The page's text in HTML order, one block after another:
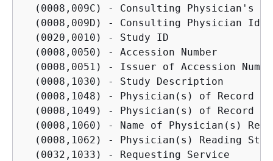
(0008,009C) - Consulting Physician's
(0008,009D) - Consulting Physician
  (0020,0010) - Study ID
  (0008,0050) - Accession Number
(0008,0051) - Issuer of Accession
  (0008,1030) - Study Description
  (0008,1048) - Physician(s) of Record
(0008,1049) - Physician(s) of Record
(0008,1060) - Name of Physician(s)
(0008,1062) - Physician(s) Reading
  (0032,1033) - Requesting Service